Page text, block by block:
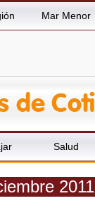
Mar Menor
Salud
2011